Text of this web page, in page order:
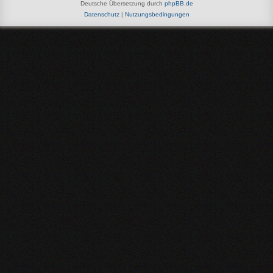
Deutsche Übersetzung durch phpBB.de
Datenschutz| Nutzungsbedingungen